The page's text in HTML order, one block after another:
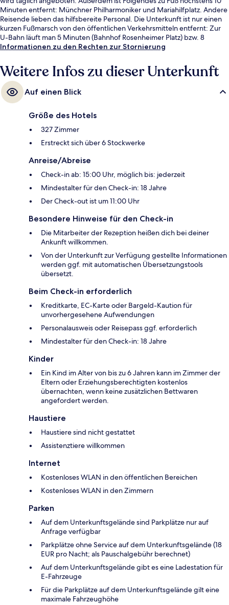
Minuten entfernt: Münchner Philharmoniker und Mariahilfplatz. Andere
Reisende lieben das hilfsbereite Personal. Die Unterkunft ist nur einen
kurzen Fußmarsch von den öffentlichen Verkehrsmitteln entfernt: Zur
U-Bahn läuft man 5 Minuten (Bahnhof Rosenheimer Platz) bzw. 8
Minuten (Straßenbahnhaltestelle Regerplatz).
Informationen zu den Rechten zur Stornierung
Weitere Infos zu dieser Unterkunft
Auf einen Blick
Größe des Hotels
327 Zimmer
Erstreckt sich über 6 Stockwerke
Anreise/Abreise
Check-in ab: 15:00 Uhr, möglich bis: jederzeit
Mindestalter für den Check-in: 18 Jahre
Der Check-out ist um 11:00 Uhr
Besondere Hinweise für den Check-in
Die Mitarbeiter der Rezeption heißen dich bei deiner
Ankunft willkommen.
Von der Unterkunft zur Verfügung gestellte Informationen
werden ggf. mit automatischen Übersetzungstools
übersetzt.
Beim Check-in erforderlich
Kreditkarte, EC-Karte oder Bargeld-Kaution für
unvorhergesehene Aufwendungen
Personalausweis oder Reisepass ggf. erforderlich
Mindestalter für den Check-in: 18 Jahre
Kinder
Ein Kind im Alter von bis zu 6 Jahren kann im Zimmer der
Eltern oder Erziehungsberechtigten kostenlos
übernachten, wenn keine zusätzlichen Bettwaren
angefordert werden.
Haustiere
Haustiere sind nicht gestattet
Assistenztiere willkommen
Internet
Kostenloses WLAN in den öffentlichen Bereichen
Kostenloses WLAN in den Zimmern
Parken
Auf dem Unterkunftsgelände sind Parkplätze nur auf
Anfrage verfügbar
Parkplätze ohne Service auf dem Unterkunftsgelände (18
EUR pro Nacht; als Pauschalgebühr berechnet)
Auf dem Unterkunftsgelände gibt es eine Ladestation für
E-Fahrzeuge
Für die Parkplätze auf dem Unterkunftsgelände gilt eine
maximale Fahrzeughöhe